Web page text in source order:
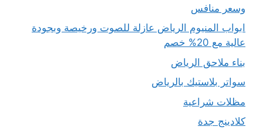
وسعر منافس
ابواب المنيوم الرياض عازلة للصوت ورخيصة وبجودة
عالية مع 20% خصم
بناء ملاحق الرياض
سواتر بلاستيك بالرياض
مظلات شراعية
كلادينج جدة